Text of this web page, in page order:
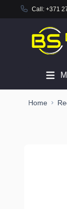
Call: +371
Home